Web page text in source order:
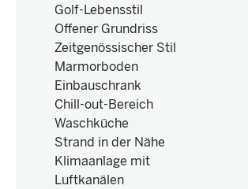
Golf-Lebensstil
Offener Grundriss
Zeitgenössischer Stil
Marmorboden
Einbauschrank
Chill-out-Bereich
Waschküche
Strand in der Nähe
Klimaanlage mit
Luftkanälen